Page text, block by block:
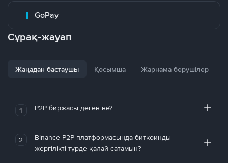
GoPay
Сұрақ-жауап
Жаңадан бастаушы Қосымша Жарнама берушілер
1 P2P биржасы деген не?
2
Binance P2P платформасында биткоинды
жергілікті түрде қалай сатамын?